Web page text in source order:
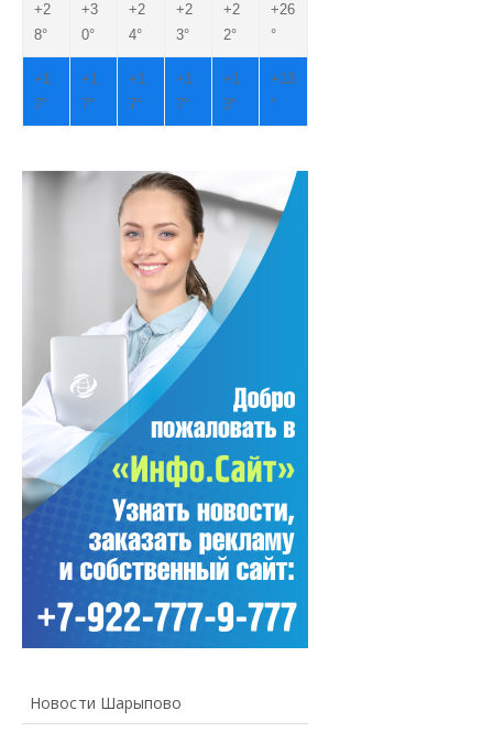
+2
8°
+3
0°
+2
4°
+2
3°
+2
2°
+26
°
+1
7°
+1
7°
+1
7°
+1
7°
+1
3°
+13
°
Новости Шарыпово